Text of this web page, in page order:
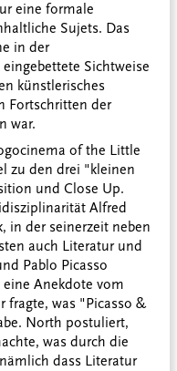
eine formale
Sujets. Das
in der
Sichtweise
künstlerisches
Fortschritten der
war.
of the Little
zu den drei "kleinen
und Close Up.
Alfred
in der seinerzeit neben
auch Literatur und
Pablo Picasso
Anekdote vom
fragte, was "Picasso &
North postuliert,
was durch die
dass Literatur